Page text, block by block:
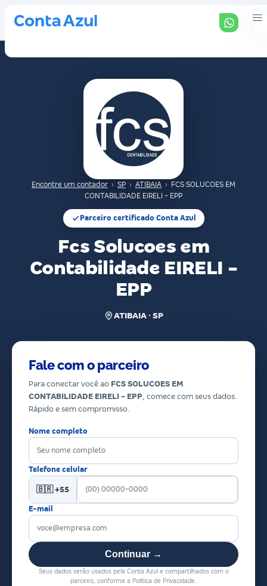
Encontre um contador › SP › ATIBAIA ›
FCS SOLUCOES EM
CONTABILIDADE EIRELI - EPP
Parceiro certificado Conta Azul
Fcs Solucoes em
Contabilidade EIRELI -
EPP
ATIBAIA · SP
Fale com o parceiro
Para conectar você ao FCS SOLUCOES EM
CONTABILIDADE EIRELI - EPP, comece com seus dados.
Rápido e sem compromisso.
Nome completo
Telefone celular
🇧🇷 +55
E-mail
Continuar →
Seus dados serão usados pela Conta Azul e compartilhados com o
parceiro, conforme a Política de Privacidade.